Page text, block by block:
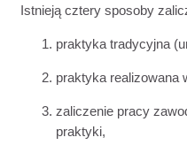
Istnieją cztery sposoby
praktyka tradycyjna
praktyka realizowana
zaliczenie pracy
praktyki,